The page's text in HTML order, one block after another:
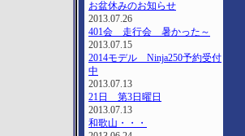
お盆休みのお知らせ
2013.07.26
401会 走行会 暑かった～
2013.07.15
2014モデル Ninja250予約受付
中
2013.07.13
21日 第3日曜日
2013.07.13
和歌山・・・